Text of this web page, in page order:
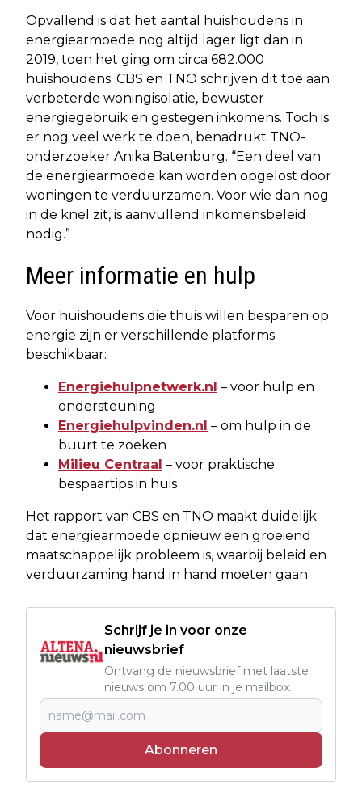
Opvallend is dat het aantal huishoudens in
energiearmoede nog altijd lager ligt dan in
2019, toen het ging om circa 682.000
huishoudens. CBS en TNO schrijven dit toe aan
verbeterde woningisolatie, bewuster
energiegebruik en gestegen inkomens. Toch is
er nog veel werk te doen, benadrukt TNO-
onderzoeker Anika Batenburg. “Een deel van
de energiearmoede kan worden opgelost door
woningen te verduurzamen. Voor wie dan nog
in de knel zit, is aanvullend inkomensbeleid
nodig.”
Meer informatie en hulp
Voor huishoudens die thuis willen besparen op
energie zijn er verschillende platforms
beschikbaar:
Energiehulpnetwerk.nl – voor hulp en
ondersteuning
Energiehulpvinden.nl – om hulp in de
buurt te zoeken
Milieu Centraal – voor praktische
bespaartips in huis
Het rapport van CBS en TNO maakt duidelijk
dat energiearmoede opnieuw een groeiend
maatschappelijk probleem is, waarbij beleid en
verduurzaming hand in hand moeten gaan.
Schrijf je in voor onze
nieuwsbrief
Ontvang de nieuwsbrief met laatste
nieuws om 7.00 uur in je mailbox.
Abonneren